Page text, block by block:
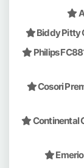
Biddy Pitty
Philips
Cosori
Continental